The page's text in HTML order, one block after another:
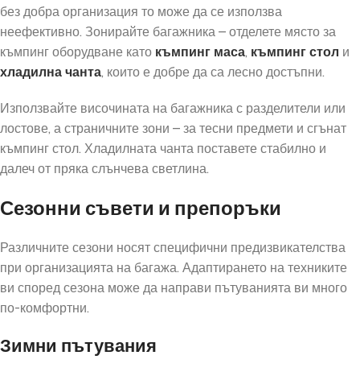
без добра организация то може да се използва
неефективно. Зонирайте багажника – отделете място за
къмпинг оборудване като къмпинг маса, къмпинг стол и
хладилна чанта, които е добре да са лесно достъпни.
Използвайте височината на багажника с разделители или
лостове, а страничните зони – за тесни предмети и сгънат
къмпинг стол. Хладилната чанта поставете стабилно и
далеч от пряка слънчева светлина.
Сезонни съвети и препоръки
Различните сезони носят специфични предизвикателства
при организацията на багажа. Адаптирането на техниките
ви според сезона може да направи пътуванията ви много
по-комфортни.
Зимни пътувания